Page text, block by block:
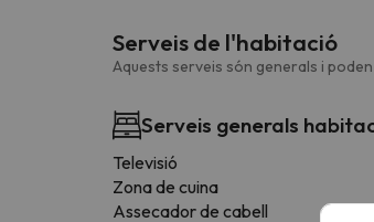
Serveis de l'habitació
Aquests serveis són generals i
Serveis generals
Televisió
Zona de cuina
Assecador de cabell